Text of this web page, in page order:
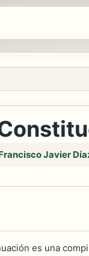
Javier
es una